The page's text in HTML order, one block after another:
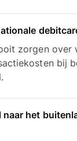
zorgen over
bij
naar het